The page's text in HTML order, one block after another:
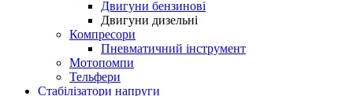
Двигуни бензинові
Двигуни дизельні
Компресори
Пневматичний інструмент
Мотопомпи
Тельфери
Стабілізатори напруги